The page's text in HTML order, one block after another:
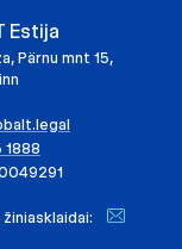
Estija
Pärnu mnt 15,
1888